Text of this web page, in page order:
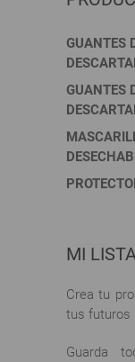
GUANTES
GUANTES
MI
Crea tu
tus futuros
Guarda